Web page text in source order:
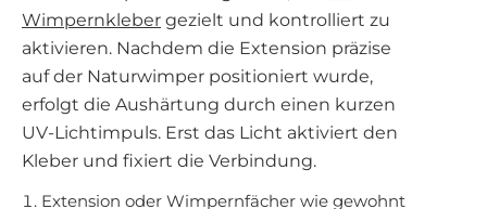
Wimpernkleber gezielt und kontrolliert zu
aktivieren. Nachdem die Extension präzise
auf der Naturwimper positioniert wurde,
erfolgt die Aushärtung durch einen kurzen
UV-Lichtimpuls. Erst das Licht aktiviert den
Kleber und fixiert die Verbindung.
Extension oder Wimpernfächer wie gewohnt